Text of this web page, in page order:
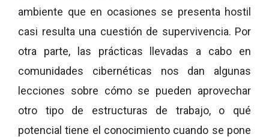
ambiente que en ocasiones se presenta hostil
casi resulta una cuestión de supervivencia. Por
otra parte, las prácticas llevadas a cabo en
comunidades cibernéticas nos dan algunas
lecciones sobre cómo se pueden aprovechar
otro tipo de estructuras de trabajo, o qué
potencial tiene el conocimiento cuando se pone